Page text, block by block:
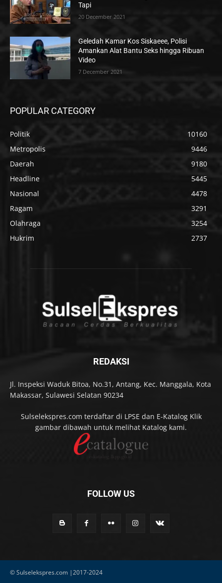
Tapi
20 December 2021
Geledah Kamar Kos Siskaeee, Polisi
Amankan Alat Bantu Seks hingga Ribuan
Video
7 December 2021
POPULAR CATEGORY
Politik
10160
Metropolis
9446
Daerah
9180
Headline
5445
Nasional
4478
Ragam
3291
Olahraga
3254
Hukrim
2737
REDAKSI
Jl. Inspeksi Waduk Bitoa, No.31, Antang, Kec. Manggala, Kota
Makassar, Sulawesi Selatan 90234
Sulselekspres.com terdaftar di LPSE dan E-Katalog Klik
gambar dibawah untuk melihat Katalog kami.
FOLLOW US
© Sulselekspres.com |2017-2024